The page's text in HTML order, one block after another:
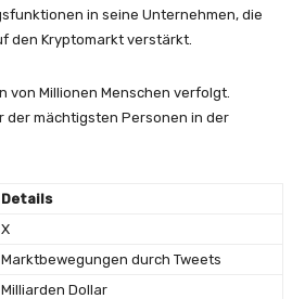
in seine Unternehmen, die
den Kryptomarkt verstärkt.
von Millionen Menschen verfolgt.
der mächtigsten Personen in der
Details
X
Marktbewegungen durch Tweets
Milliarden Dollar